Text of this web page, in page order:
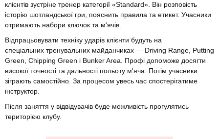
клієнтів зустріне тренер категорії «Standard». Він розповість
історію шотландської гри, пояснить правила та етикет. Учасники
отримають набори ключок та м'ячів.
Відпрацьовувати техніку ударів клієнти будуть на
спеціальних тренувальних майданчиках — Driving Range, Putting
Green, Chipping Green і Bunker Area. Профі допоможе досягти
високої точності та дальності польоту м'яча. Потім учасники
зіграють самостійно. За процесом увесь час спостерігатиме
інструктор.
Після заняття у відвідувачів буде можливість прогулятись
територією клубу.